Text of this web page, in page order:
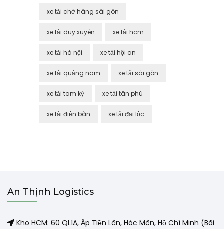
xe tải chở hàng sài gòn
xe tải duy xuyên xe tải hcm
xe tải hà nội xe tải hội an
xe tải quảng nam xe tải sài gòn
xe tải tam kỳ xe tải tân phú
xe tải điện bàn xe tải đại lộc
An Thịnh Logistics
Kho HCM: 60 QL1A, Ấp Tiền Lân, Hóc Môn, Hồ Chí Minh (Bãi